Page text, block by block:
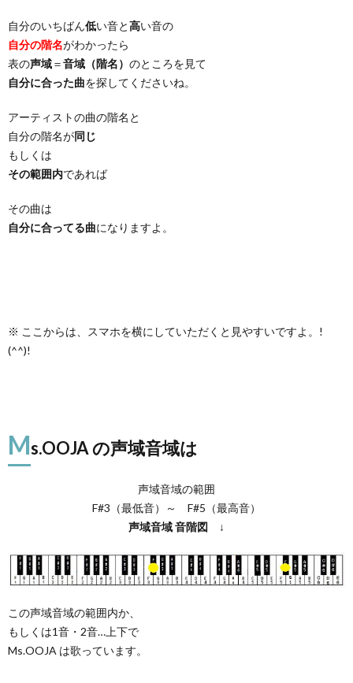
自分のいちばん低い音と高い音の
自分の階名がわかったら
表の声域＝音域（階名） のところを見て
自分に合った曲を探してくださいね。
アーティストの曲の階名と
自分の階名が同じ
もしくは
その範囲内であれば
その曲は
自分に合ってる曲になりますよ。
※ ここからは、スマホを横にしていただくと見やすいですよ。!
(^^)!
Ms.OOJA の声域音域は
声域音域の範囲
F#3（最低音）～ F#5（最高音）
声域音域音階図 ↓
この声域音域の範囲内か、
もしくは1音・2音…上下で
Ms.OOJA は歌っています。